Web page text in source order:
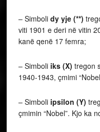
– Simboli dy yje (**)
viti 1901 e deri në vitin
kanë qenë 17 femra;
– Simboli iks (X) tregon
1940-1943, çmimi
– Simboli ipsilon (Y)
çmimin “Nobel”. Kjo ka